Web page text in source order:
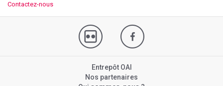
Contactez-nous
Entrepôt OAI
Nos partenaires